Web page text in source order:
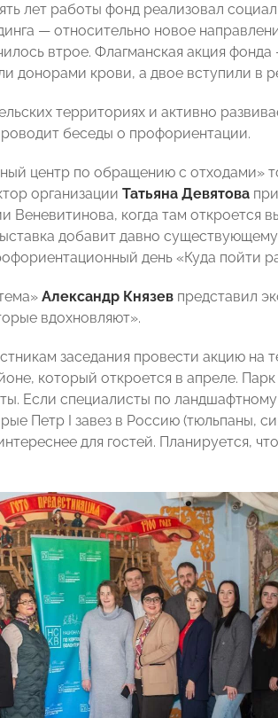
лет работы фонд реализовал
— относительно новое
втрое. Флагманская акция
донорами крови, а двое вступили в
территориях и активно
беседы о профориентации.
центр по обращению с отходами»
организации Татьяна Девятова
Веневитинова, когда там откроется
добавит давно
день «Куда пойти
Александр Князев представил
вдохновляют».
заседания провести акцию на
который откроется в апреле.
Если специалисты по
Петр I завез в Россию (тюльпаны,
для гостей. Планируется,